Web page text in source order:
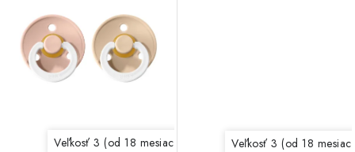
Veľkosť 3 (od 18 mesiacov) Veľkosť 1 (0 - 6 mesiacov)
Veľkosť 3 (od 18